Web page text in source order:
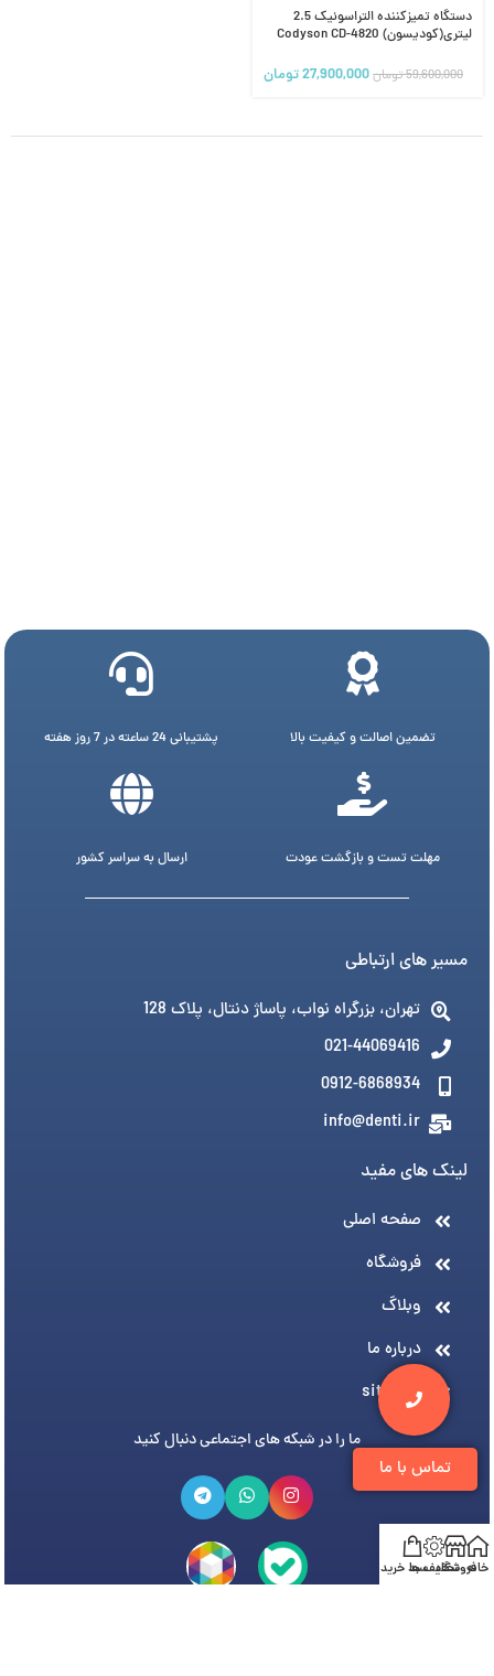
دستگاه تمیزکننده التراسونیک 2.5
لیتری(کودیسون) Codyson CD-4820
59,600,000تومان27,900,000تومان
تماس با ما
تضمین اصالت و کیفیت بالا پشتیبانی 24 ساعته در 7 روز هفته
مهلت تست و بازگشت عودت ارسال به سراسر کشور
مسیر های ارتباطی
تهران، بزرگراه نواب، پاساژ دنتال، پلاک 128
021-44069416
0912-6868934
info@denti.ir
لینک های مفید
صفحه اصلی
فروشگاه
وبلاگ
درباره ما
sitemap
ما را در شبکه های اجتماعی دنبال کنید
خانهفروشگاه
تخفیف هاسبد خرید